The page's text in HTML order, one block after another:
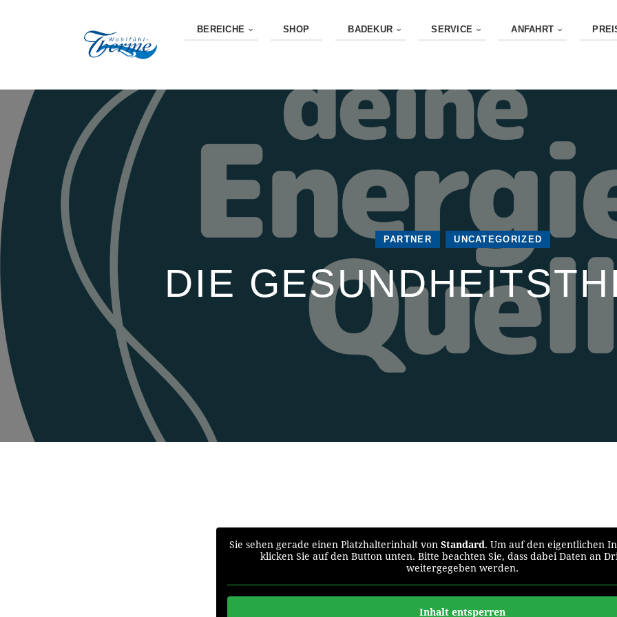
BEREICHE SHOP BADEKUR SERVICE ANFAHRT
PARTNER UNCATEGORIZED
DIE
Sie sehen gerade einen Platzhalterinhalt von Standard. Um auf den eigentlichen
klicken Sie auf den Button unten. Bitte beachten Sie, dass dabei Daten an
weitergegeben werden.
Inhalt entsperren